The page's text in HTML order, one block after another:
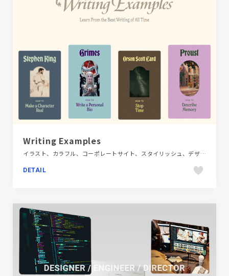
Writing Examples
イラスト、カラフル、コーポレートサイト、スタイリッシュ、デザイン・アート・音楽・文芸、ベージュ・ゴールド系、ポップ
DETAIL